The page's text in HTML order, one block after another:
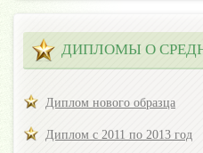
ДИПЛОМЫ О
Диплом нового образца
Диплом с 2011 по 2013 год